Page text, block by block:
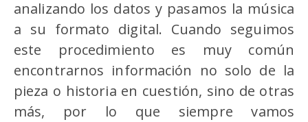
analizando los datos y pasamos la música
a su formato digital. Cuando seguimos
este procedimiento es muy común
encontrarnos información no solo de la
pieza o historia en cuestión, sino de otras
más, por lo que siempre vamos